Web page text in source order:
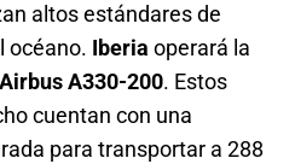
altos estándares de
océano. Iberia operará la
Airbus A330-200. Estos
cuentan con una
para transportar a 288